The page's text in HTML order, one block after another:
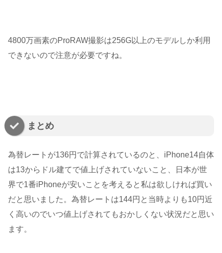
4800万画素のProRAW撮影は256G以上のモデルしか利用
できないので注意が必要ですね。
まとめ
為替レートが136円で計算されているのと、iPhone14自体
は13からドル建てで値上げされていないこと、日本が世
界で1番iPhoneが安いことを考えると私は欲しければ買い
だと思いました。為替レートは144円と当時よりも10円近
く高いのでいつ値上げされてもおかしくない状況だと思い
ます。